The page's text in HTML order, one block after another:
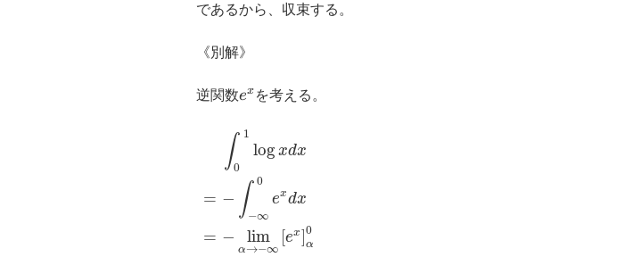
であるから、収束する。
《別解》
逆関数e^x
ex を考える。
∫ 1
0
log xdx
= − ∫ 0
−∞
exdx
= − lim
α→−∞
[ex]0
α
1 log